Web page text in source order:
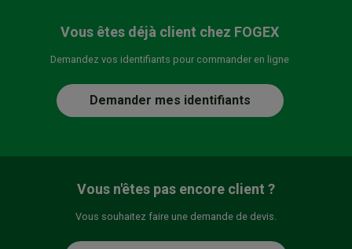
Vous êtes déjà client chez FOGEX
Demandez vos identifiants pour commander en ligne
Demander mes identifiants
Vous n'êtes pas encore client ?
Vous souhaitez faire une demande de devis.